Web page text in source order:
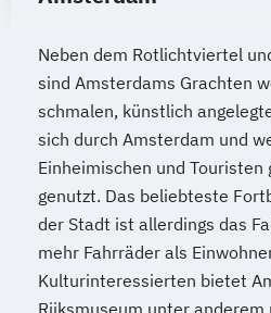
Neben dem Rotlichtviertel
sind Amsterdams Grachten
schmalen, künstlich
sich durch Amsterdam und
Einheimischen und
genutzt. Das beliebteste
der Stadt ist allerdings das
mehr Fahrräder als
Kulturinteressierten bietet
Rijksmuseum unter anderem